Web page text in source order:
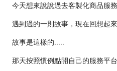
今天想來說說過去客製化商品服
遇到過的一則故事，現在回想起
故事是這樣的.....
那天按照慣例點開自己的服務平台